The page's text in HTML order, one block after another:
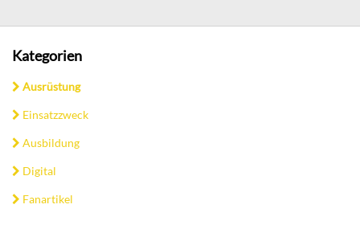
Kategorien
Ausrüstung
Einsatzzweck
Ausbildung
Digital
Fanartikel